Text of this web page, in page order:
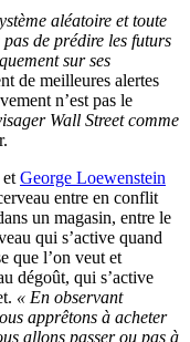
aléatoire et toute
de prédire les futurs
sur ses
de meilleures alertes
n’est pas le
Wall Street comme
George Loewenstein
entre en conflit
un magasin, entre le
qui s’active quand
que l’on veut et
dégoût, qui s’active
« En observant
apprêtons à acheter
allons passer ou pas à